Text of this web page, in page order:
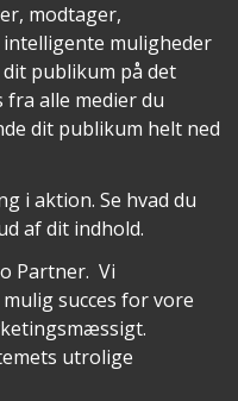
modtager,
muligheder
publikum på det
alle medier du
dit publikum helt ned
i aktion. Se hvad du
af dit indhold.
Partner. Vi
succes for vore
utrolige